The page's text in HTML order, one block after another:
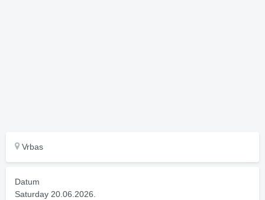
Vrbas
Datum
Saturday 20.06.2026.